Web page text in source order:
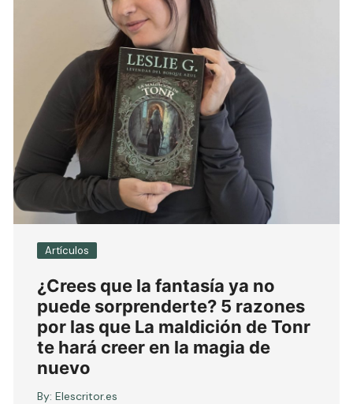
Artículos
¿Crees que la fantasía ya no
puede sorprenderte? 5 razones
por las que La maldición de Tonr
te hará creer en la magia de
nuevo
By: Elescritor.es